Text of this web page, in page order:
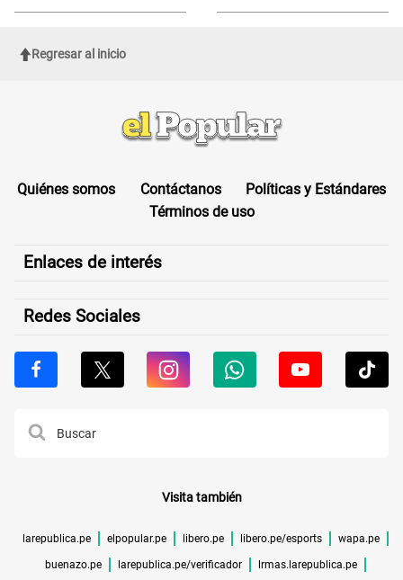
sufrir una "emergencia médica"
Regresar al inicio
Quiénes somos Contáctanos
Políticas y Estándares
Términos de uso
Enlaces de interés
Redes Sociales
Visita también
larepublica.pe elpopular.pe libero.pe libero.pe/esports wapa.pe
buenazo.pe larepublica.pe/verificador lrmas.larepublica.pe